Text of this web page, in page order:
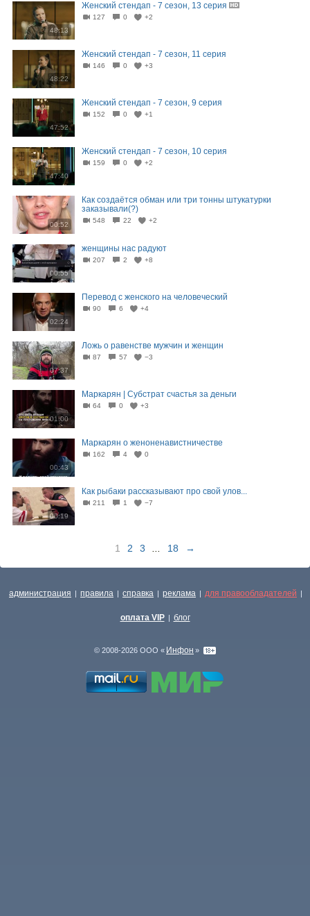
48:13
Женский стендап - 7 сезон, 13 серия
127 0 +2
48:22
Женский стендап - 7 сезон, 11 серия
146 0 +3
47:52
Женский стендап - 7 сезон, 9 серия
152 0 +1
47:40
Женский стендап - 7 сезон, 10 серия
159 0 +2
00:52
Как создаётся обман или три тонны штукатурки
заказывали(?)
548 22 +2
00:55
женщины нас радуют
207 2 +8
02:24
Перевод с женского на человеческий
90 6 +4
07:37
Ложь о равенстве мужчин и женщин
87 57 −3
01:00
Маркарян | Субстрат счастья за деньги
64 0 +3
00:43
Маркарян о женоненавистничестве
162 4 0
00:19
Как рыбаки рассказывают про свой улов...
211 1 −7
1 2 3 18 →
администрация | правила | справка | реклама | для правообладателей |
оплата VIP | блог
© 2008-2026 ООО « Инфон »